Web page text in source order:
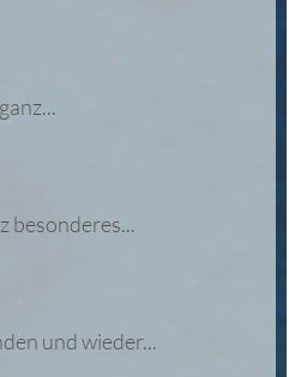
besonderes...
und wieder...